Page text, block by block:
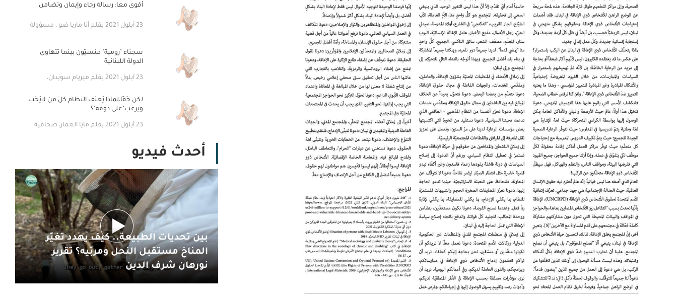
أقوى معا: رسالة رجاء وإيمان وتضامن
23 أيلول 2021 بقلم آنا ماريا ضو￼￼￼ ، مسؤولة
أديان
سجناء "رومية" منسيّون بينما تتهاوى
الدولة اللبنانية
23 أيلول 2021 بقلم ميريام سويدان،
لكن حّقًا،لماذا يُعنّف النظام كلَ من لايُحّب
ويرغب"على ذوقه"؟
23 أيلول 2021 بقلم مايا العمار، صحافية
أحدث فيديو
بين تحديات الطبيعة.. كيف يهدد تغيّر
المناخ مستقبل النحل ومربّيه؟ تقرير
نورهان شرف الدين